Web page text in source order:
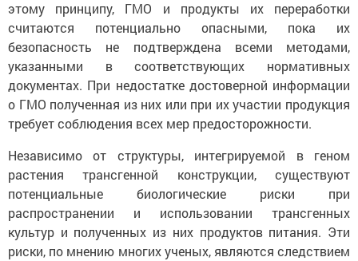
этому принципу, ГМО и продукты их переработки
считаются потенциально опасными, пока их
безопасность не подтверждена всеми методами,
указанными в соответствующих нормативных
документах. При недостатке достоверной информации
о ГМО полученная из них или при их участии продукция
требует соблюдения всех мер предосторожности.
Независимо от структуры, интегрируемой в геном
растения трансгенной конструкции, существуют
потенциальные биологические риски при
распространении и использовании трансгенных
культур и полученных из них продуктов питания. Эти
риски, по мнению многих ученых, являются следствием